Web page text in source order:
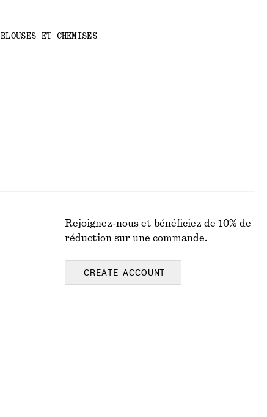
BLOUSES ET CHEMISES
Rejoignez-nous et bénéficiez de 10% de
réduction sur une commande.
CREATE ACCOUNT